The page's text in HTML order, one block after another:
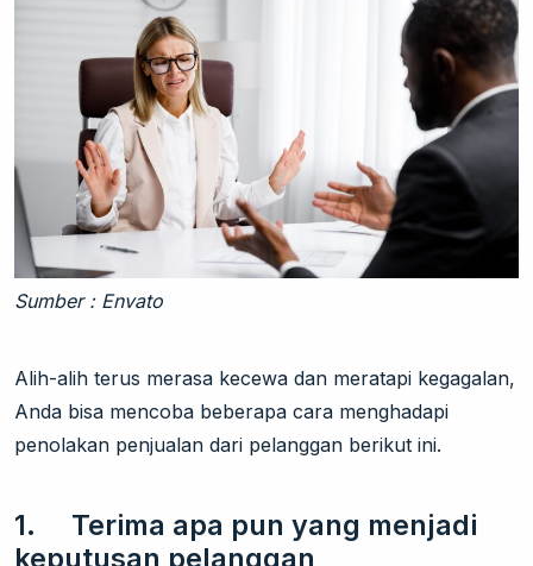
Sumber : Envato
Alih-alih terus merasa kecewa dan meratapi kegagalan,
Anda bisa mencoba beberapa cara menghadapi
penolakan penjualan dari pelanggan berikut ini.
1. Terima apa pun yang menjadi
keputusan pelanggan